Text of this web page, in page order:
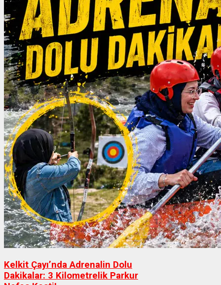
Kelkit Çayı’nda Adrenalin Dolu
Dakikalar: 3 Kilometrelik Parkur